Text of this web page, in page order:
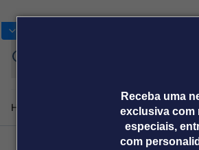
Receba uma
exclusiva com
especiais,
com
Home Produtos e soluçõesNotíciasBlog